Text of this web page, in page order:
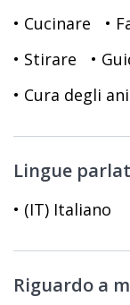
• Cucinare •
• Stirare
•
• Cura degli
Lingue
• (IT) Italiano
Riguardo a